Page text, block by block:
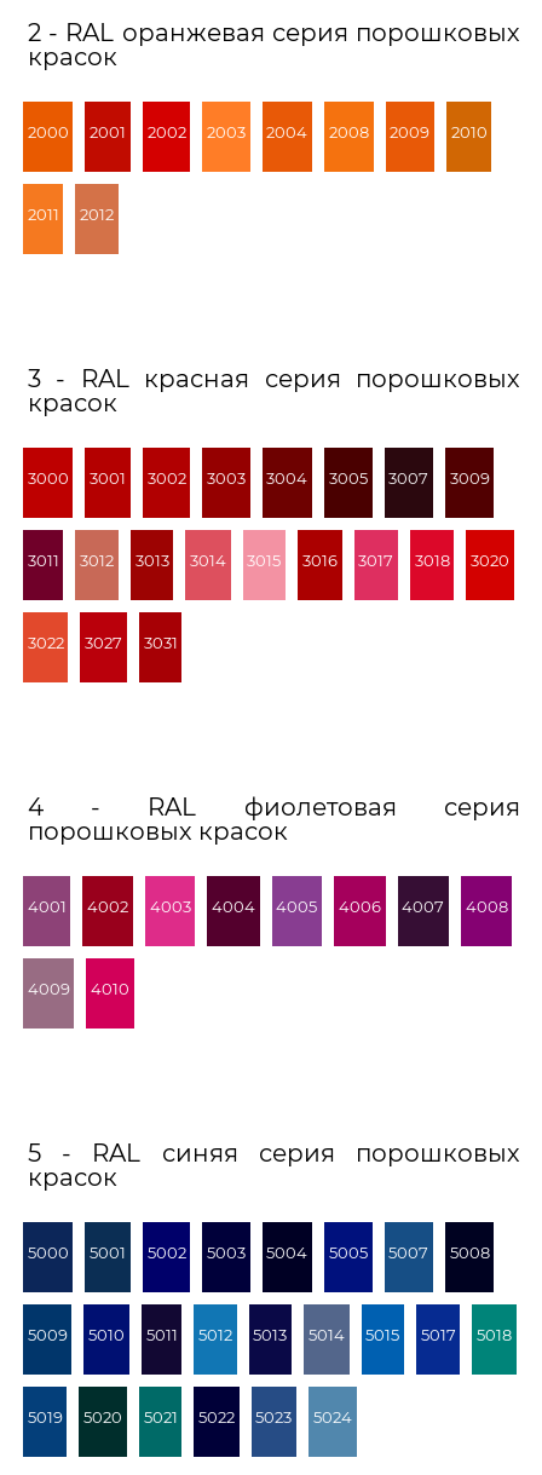
2 - RAL оранжевая серия порошковых
красок
2000 2001 2002 2003 2004 2008 2009 2010
2011 2012
3 - RAL красная серия порошковых
красок
3000 3001 3002 3003 3004 3005 3007 3009
3011 3012 3013 3014 3015 3016 3017 3018 3020
3022 3027 3031
4 - RAL фиолетовая серия
порошковых красок
4001 4002 4003 4004 4005 4006 4007 4008
4009 4010
5 - RAL синяя серия порошковых
красок
5000 5001 5002 5003 5004 5005 5007 5008
5009 5010 5011 5012 5013 5014 5015 5017 5018
5019 5020 5021 5022 5023 5024